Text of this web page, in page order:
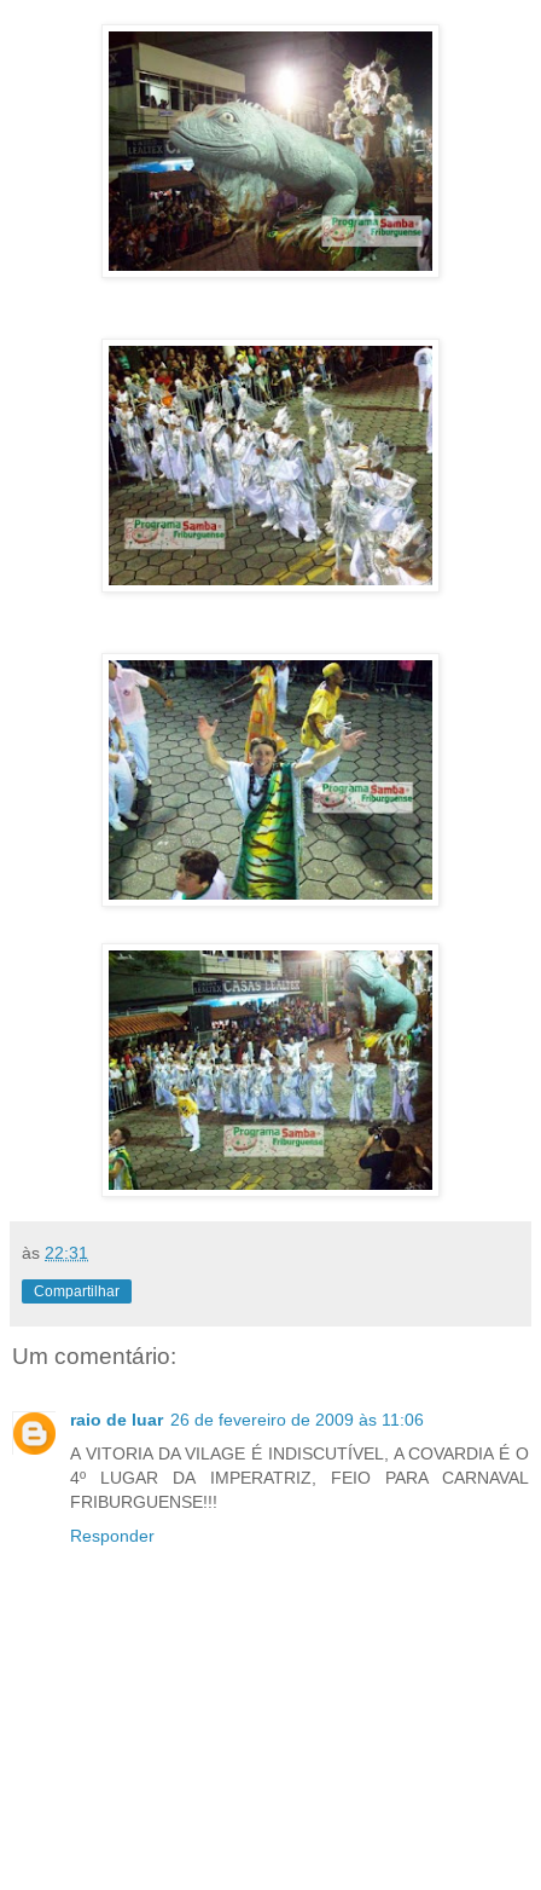
às 22:31
Compartilhar
Um comentário:
raio de luar 26 de fevereiro de 2009 às 11:06
A VITORIA DA VILAGE É INDISCUTÍVEL, A COVARDIA É O
4º LUGAR DA IMPERATRIZ, FEIO PARA CARNAVAL
FRIBURGUENSE!!!
Responder